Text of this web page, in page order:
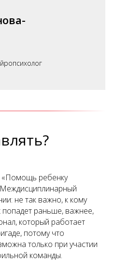
«Помощь ребенку
не так важно, к кому
попадет раньше, важнее,
который работает
потому что
только при участии
команды.